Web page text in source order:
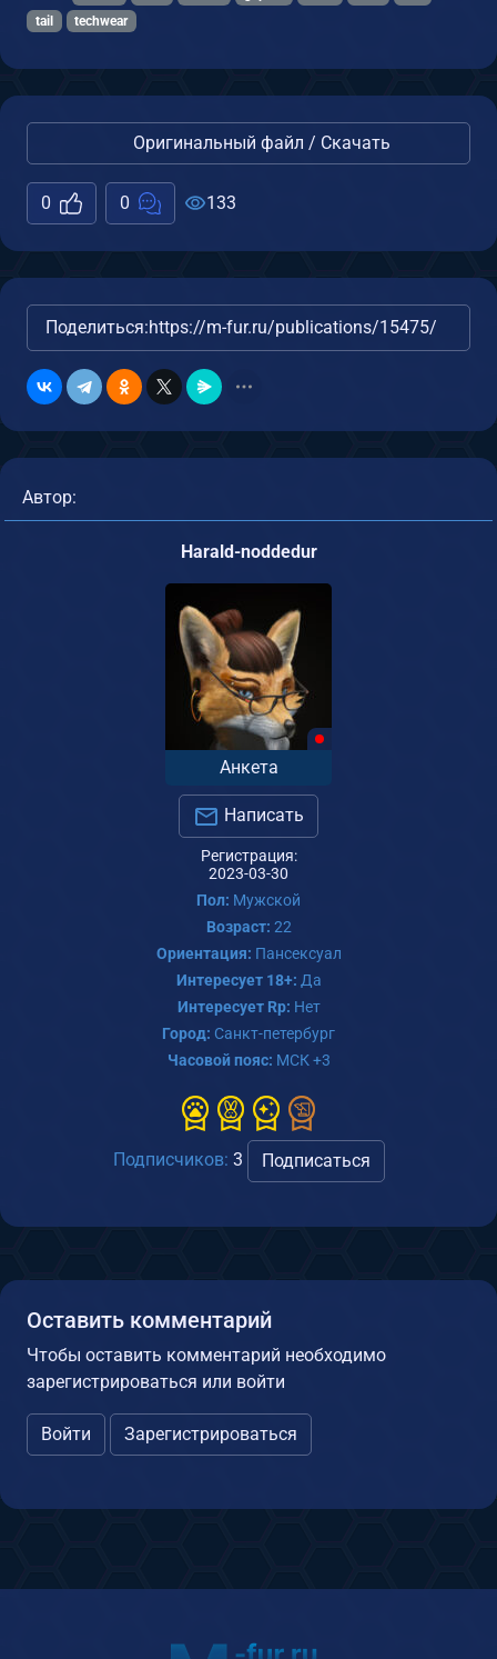
tail
techwear
Оригинальный файл / Скачать
0 0 133
Поделиться:https://m-fur.ru/publications/15475/
Автор:
Harald-noddedur
Анкета
Написать
Регистрация:
2023-03-30
Пол: Мужской
Возраст: 22
Ориентация: Пансексуал
Интересует 18+: Да
Интересует Rp: Нет
Город: Санкт-петербург
Часовой пояс: МСК +3
Подписчиков: 3 Подписаться
Оставить комментарий
Чтобы оставить комментарий необходимо
зарегистрироваться или войти
Войти Зарегистрироваться